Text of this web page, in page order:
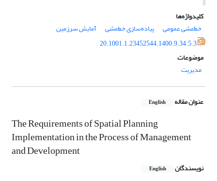
کلیدواژه‌ها
خط‌مشی عمومی
پیاده‌سازی خط‌مشی
آمایش سرزمین
20.1001.1.23452544.1400.9.34.5.3
موضوعات
مدیریت
عنوان مقاله English
The Requirements of Spatial Planning
Implementation in the Process of Management
and Development
نویسندگان English